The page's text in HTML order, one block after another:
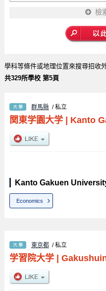
檢
學科等條件或地理位置來搜尋招收
共329所學校 第5頁
群馬縣 / 私立
関東学園大学| Kanto
Kanto Gakuen
Economics
東京都 / 私立
学習院大学|